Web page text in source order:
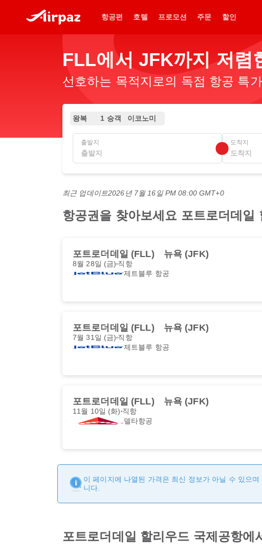
항공편 호텔 프로모션 주문 할인
FLL에서 JFK까지 저렴
선호하는 목적지로의 독점 항공 특
왕복 1 승객 이코노미
출발지 도착지
최근 업데이트2026년 7월 16일 PM 08:00 GMT+0
항공권을 찾아보세요 포트로더데
포트로더데일 (FLL) 뉴욕 (JFK)
8월 28일 (금) 직항
제트블루 항공
포트로더데일 (FLL) 뉴욕 (JFK)
7월 31일 (금) 직항
제트블루 항공
포트로더데일 (FLL) 뉴욕 (JFK)
11월 10일 (화) 직항
델타항공
이 페이지에 나열된 가격은 최신 정보가 아닐 수 있으
니다.
포트로더데일 할리우드 국제공항